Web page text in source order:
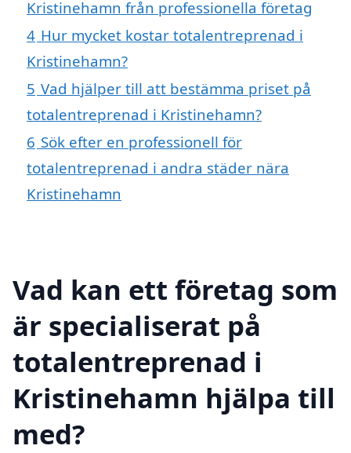
Kristinehamn från professionella företag
4 Hur mycket kostar totalentreprenad i
Kristinehamn?
5 Vad hjälper till att bestämma priset på
totalentreprenad i Kristinehamn?
6 Sök efter en professionell för
totalentreprenad i andra städer nära
Kristinehamn
Vad kan ett företag som
är specialiserat på
totalentreprenad i
Kristinehamn hjälpa till
med?